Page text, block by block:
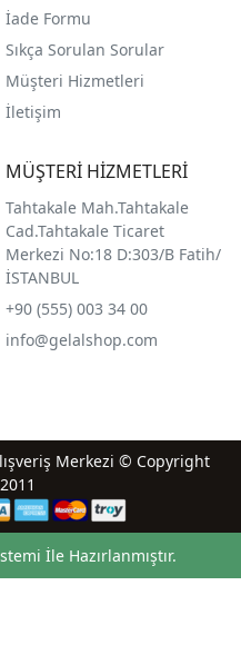
İade Formu
Sıkça Sorulan Sorular
Müşteri Hizmetleri
İletişim
MÜŞTERİ HİZMETLERİ
Tahtakale Mah.Tahtakale
Cad.Tahtakale Ticaret
Merkezi No:18 D:303/B Fatih/
İSTANBUL
+90 (555) 003 34 00
info@gelalshop.com
Merkezi © Copyright
İle Hazırlanmıştır.